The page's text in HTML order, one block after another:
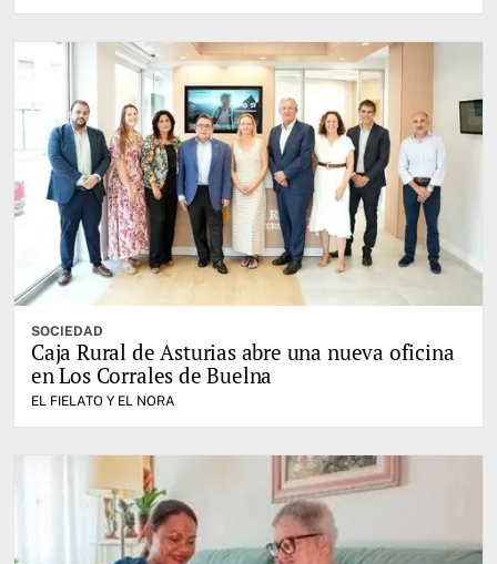
SOCIEDAD
Caja Rural de Asturias abre una nueva oficina
en Los Corrales de Buelna
EL FIELATO Y EL NORA